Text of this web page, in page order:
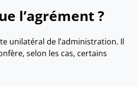
l’agrément ?
unilatéral de l’administration. Il
selon les cas, certains